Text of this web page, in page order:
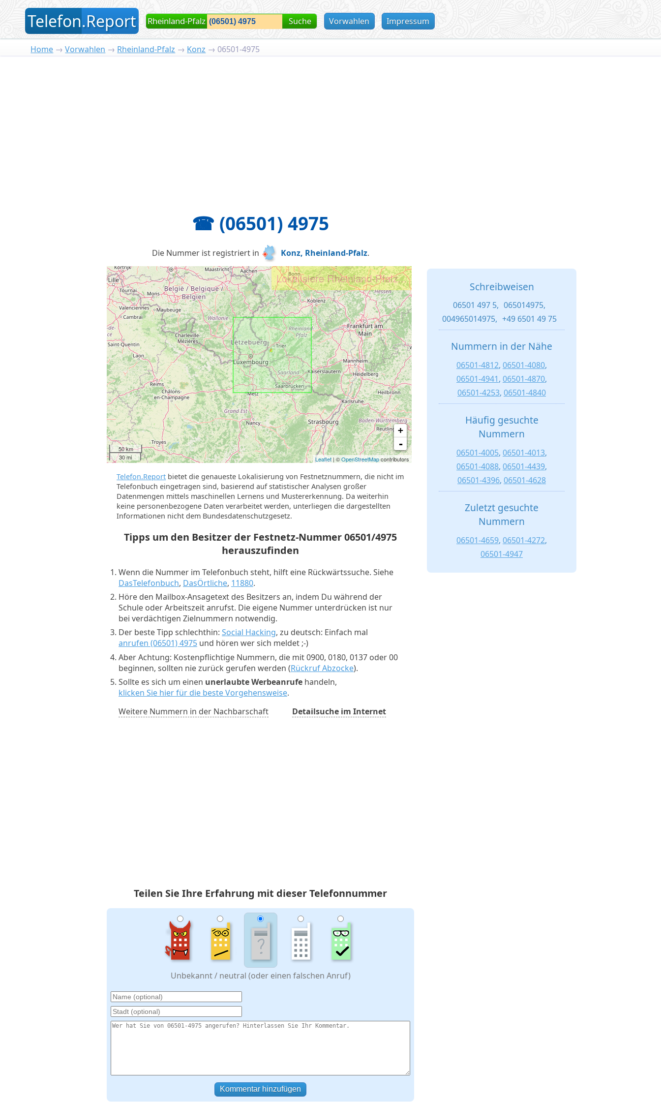
Telefon.Report Rheinland-Pfalz Suche Vorwahlen Impressum
Home →Vorwahlen → Rheinland-Pfalz → Konz → 06501-4975
☎ (06501) 4975
Die Nummer ist registriert in Konz, Rheinland-Pfalz.
10 km
10 mi
+
-
Leaflet | ©OpenStreetMapcontributors
Lokalisiere Konz, RP...
Telefon.Report bietet die genaueste Lokalisierung von Festnetznummern, die nicht im
Telefonbuch eingetragen sind, basierend auf statistischer Analysen großer
Datenmengen mittels maschinellen Lernens und Mustererkennung. Da weiterhin
keine personenbezogene Daten verarbeitet werden, unterliegen die dargestellten
Informationen nicht dem Bundesdatenschutzgesetz.
Tipps um den Besitzer der Festnetz-Nummer06501/4975
herauszufinden
Wenn die Nummer im Telefonbuch steht, hilft eine Rückwärtssuche. Siehe
DasTelefonbuch, DasÖrtliche, 11880.
Höre den Mailbox-Ansagetext des Besitzers an, indem Du während der
Schule oder Arbeitszeit anrufst. Die eigene Nummer unterdrücken ist nur
bei verdächtigen Zielnummern notwendig.
Der beste Tipp schlechthin: Social Hacking, zu deutsch: Einfach mal
anrufen (06501) 4975 und hören wer sich meldet ;-)
Aber Achtung: Kostenpflichtige Nummern, die mit 0900, 0180, 0137 oder 00
beginnen, sollten nie zurück gerufen werden (Rückruf Abzocke).
Sollte es sich um einen unerlaubte Werbeanrufe handeln,
klicken Sie hier für die beste Vorgehensweise.
Weitere Nummern in der Nachbarschaft
Detailsuche im Internet
Teilen Sie Ihre Erfahrung mit dieser Telefonnummer
Unbekannt / neutral (oder einen falschen Anruf)
Kommentar hinzufügen
Schreibweisen
06501 497 5, 065014975,
004965014975, +49 6501 49 75
Nummern in der Nähe
06501-4812, 06501-4080,
06501-4941, 06501-4870,
06501-4253, 06501-4840
Häufig gesuchte
Nummern
06501-4005, 06501-4013,
06501-4088, 06501-4439,
06501-4396, 06501-4628
Zuletzt gesuchte
Nummern
06501-4659, 06501-4272,
06501-4947